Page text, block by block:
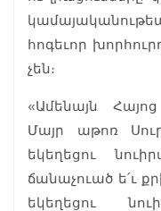
հոգեւոր
չեն։
«Ամենայն
Մայր աթոռ
եկեղեցու
ճանաչուած ե՛ւ
եկեղեցու